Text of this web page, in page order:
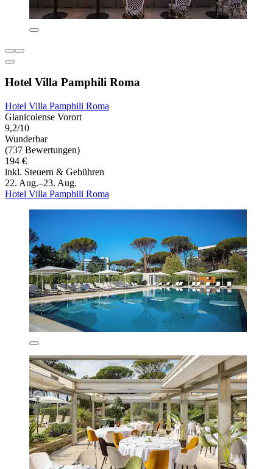
Hotel Villa Pamphili Roma
Hotel Villa Pamphili Roma
Gianicolense Vorort
9,2/10
Wunderbar
(737 Bewertungen)
194 €
inkl. Steuern & Gebühren
22. Aug.–23. Aug.
Hotel Villa Pamphili Roma